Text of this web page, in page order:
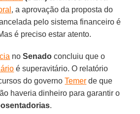
, a aprovação da proposta do
pelo sistema financeiro é
é preciso estar atento.
noSenado concluiu que o
é superavitário. O relatório
do governoTemer de que
haveria dinheiro para garantir o
.